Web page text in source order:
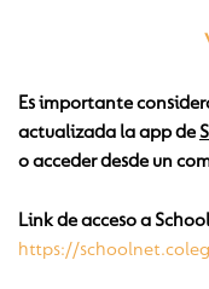
Es importante
actualizada la app de
o acceder desde un
Link de acceso a
https://